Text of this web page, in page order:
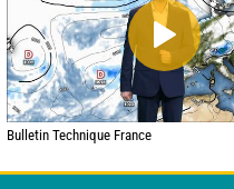
Bulletin Technique France